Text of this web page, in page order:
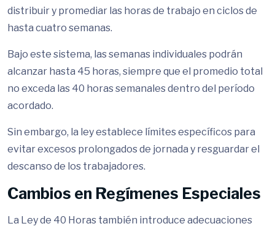
distribuir y promediar las horas de trabajo en ciclos de
hasta cuatro semanas.
Bajo este sistema, las semanas individuales podrán
alcanzar hasta 45 horas, siempre que el promedio total
no exceda las 40 horas semanales dentro del período
acordado.
Sin embargo, la ley establece límites específicos para
evitar excesos prolongados de jornada y resguardar el
descanso de los trabajadores.
Cambios en Regímenes Especiales
La Ley de 40 Horas también introduce adecuaciones